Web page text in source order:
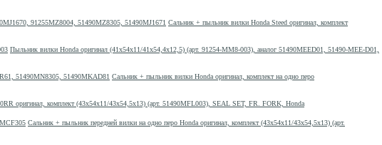
Сальник + пыльник вилки Honda Steed оригинал, комплект
Пыльник вилки Honda оригинал (41x54x11/41х54,4х12,5) (арт. 91254-MM8-003), аналог 51490MEED01, 51490-MEE-D01,
Сальник + пыльник вилки Honda оригинал, комплект на одно перо
оригинал, комплект (43x54x11/43x54,5x13) (арт. 51490MFL003), SEAL SET, FR. FORK, Honda
Сальник + пыльник передней вилки на одно перо Honda оригинал, комплект (43x54x11/43x54,5x13) (арт.